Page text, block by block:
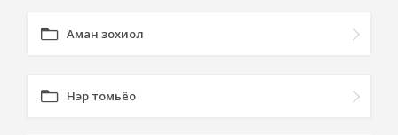
Аман зохиол
Нэр томьёо